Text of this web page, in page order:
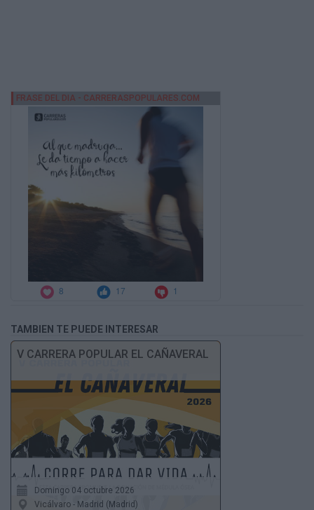
TAMBIEN TE PUEDE INTERESAR
V CARRERA POPULAR EL CAÑAVERAL
Domingo 04 octubre 2026
Vicálvaro - Madrid (Madrid)